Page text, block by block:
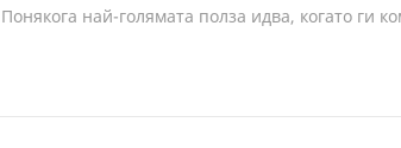
Понякога най-голямата полза идва, когато ги